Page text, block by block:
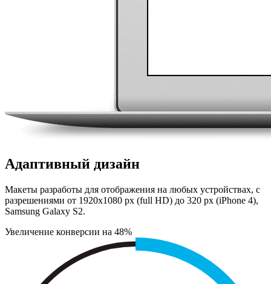
Адаптивный дизайн
Макеты разработы для отображения на любых устройствах, с
разрешениями от 1920х1080 px (full HD) до 320 px (iPhone 4),
Samsung Galaxy S2.
Увеличение конверсии на 48%